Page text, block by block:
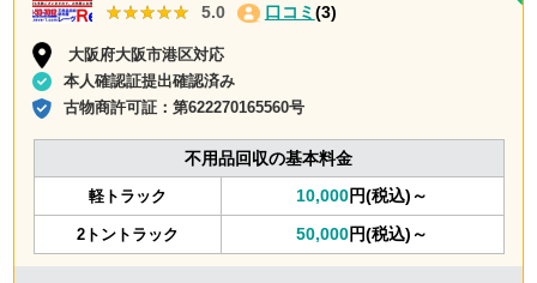
★★★★★
★★★★★ 5.0 口コミ (3)
大阪府大阪市港区対応
本人確認証提出確認済み
古物商許可証：第622270165560号
不用品回収の基本料金
軽トラック 10,000円(税込)～
2トントラック 50,000円(税込)～